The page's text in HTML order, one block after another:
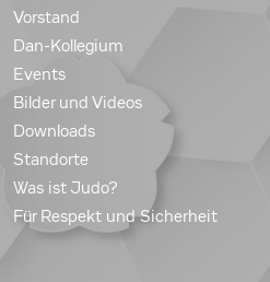
Vorstand
Dan-Kollegium
Events
Bilder und Videos
Downloads
Standorte
Was ist Judo?
Für Respekt und Sicherheit